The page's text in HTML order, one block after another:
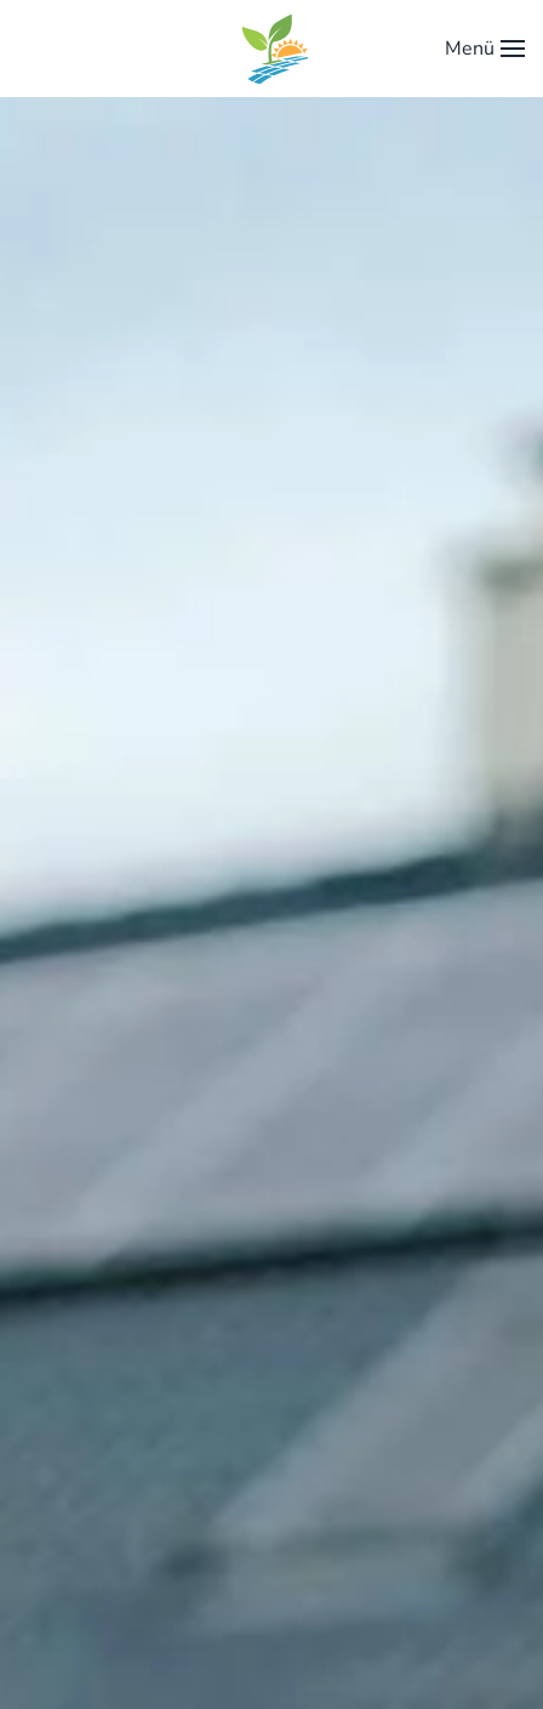
Zum Hauptinhalt springen
Menü